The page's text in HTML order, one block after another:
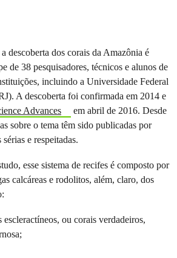
descoberta dos corais da Amazônia é
de 38 pesquisadores, técnicos e alunos de
incluindo a Universidade Federal
A descoberta foi confirmada em 2014 e
Advances
em abril de 2016. Desde
sobre o tema têm sido publicadas por
e respeitadas.
esse sistema de recifes é composto por
calcáreas e rodolitos, além, claro, dos
escleractíneos, ou corais verdadeiros,